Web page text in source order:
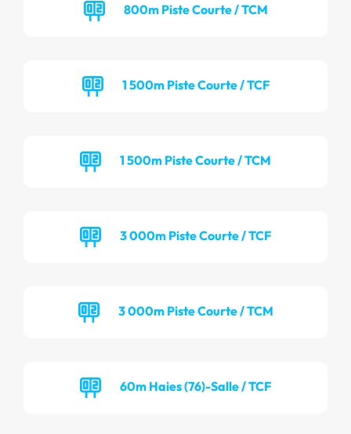
800m Piste Courte / TCM
1 500m Piste Courte / TCF
1 500m Piste Courte / TCM
3 000m Piste Courte / TCF
3 000m Piste Courte / TCM
60m Haies (76)-Salle / TCF